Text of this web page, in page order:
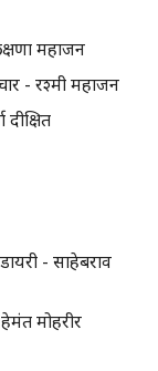
महाजन
- रश्मी महाजन
- साहेबराव
मोहरीर